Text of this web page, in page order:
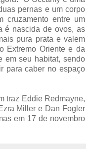
pernas e um corpo
cruzamento entre um
é nascida de ovos, as
pura prata e valem
Extremo Oriente e da
em seu habitat, sendo
para caber no espaço
traz Eddie Redmayne,
Miller e Dan Fogler
em 17 de novembro